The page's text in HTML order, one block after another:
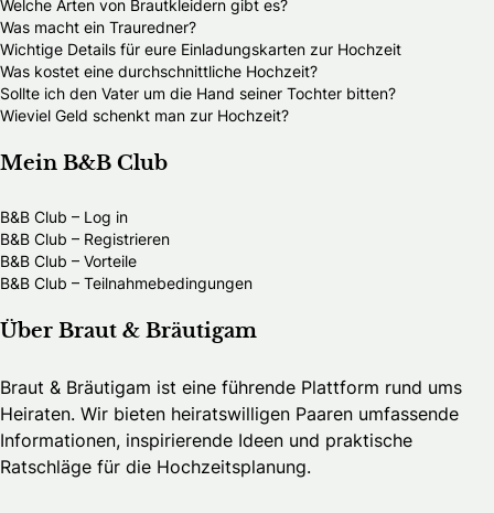
Welche Arten von Brautkleidern gibt es?
Was macht ein Trauredner?
Wichtige Details für eure Einladungskarten zur Hochzeit
Was kostet eine durchschnittliche Hochzeit?
Sollte ich den Vater um die Hand seiner Tochter bitten?
Wieviel Geld schenkt man zur Hochzeit?
Mein B&B Club
B&B Club – Log in
B&B Club – Registrieren
B&B Club – Vorteile
B&B Club – Teilnahmebedingungen
Über Braut & Bräutigam
Braut & Bräutigam ist eine führende Plattform rund ums
Heiraten. Wir bieten heiratswilligen Paaren umfassende
Informationen, inspirierende Ideen und praktische
Ratschläge für die Hochzeitsplanung.